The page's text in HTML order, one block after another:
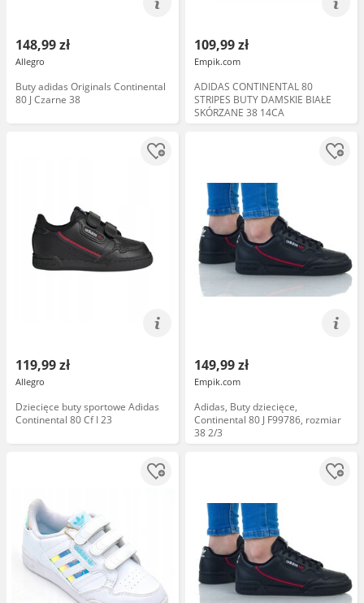
148,99 zł
Allegro
Buty adidas Originals Continental
80 J Czarne 38
109,99 zł
Empik.com
ADIDAS CONTINENTAL 80
STRIPES BUTY DAMSKIE BIAŁE
SKÓRZANE 38 14CA
119,99 zł
Allegro
Dziecięce buty sportowe Adidas
Continental 80 Cf I 23
149,99 zł
Empik.com
Adidas, Buty dziecięce,
Continental 80 J F99786, rozmiar
38 2/3